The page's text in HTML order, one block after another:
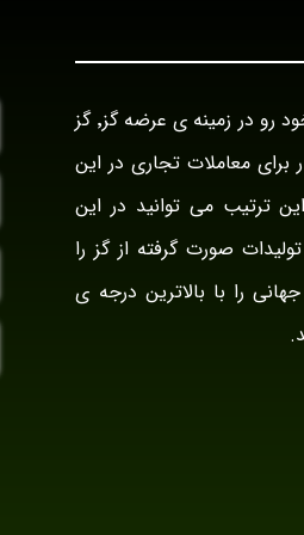
بازرگانی گز آراد در سال ۱۳۹۴ با نام بازار گز ایران فعالیت خود رو در زمینه ی عرضه گز٬ گز
برای معاملات تجاری در این
ترتیب می توانید در این
صورت گرفته از گز را
را با بالاترین درجه ی